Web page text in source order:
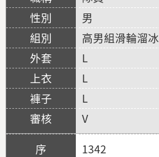
男
高男組滑輪溜冰
L
L
L
V
1342